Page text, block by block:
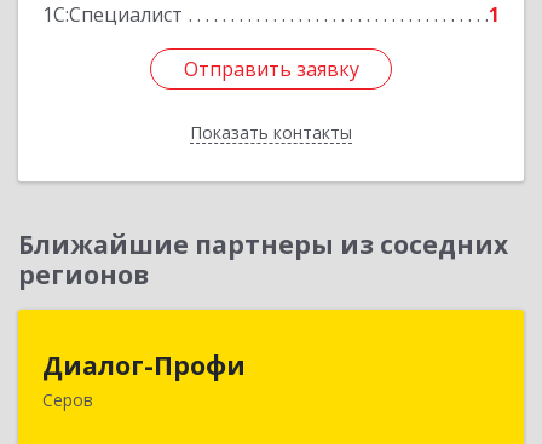
1С:Специалист
1
Отправить заявку
Показать контакты
Отправить заявку
Назад
Ближайшие партнеры из соседних
регионов
Диалог-Профи
Серов
624980, Свердловская обл, Серов г, Короленко